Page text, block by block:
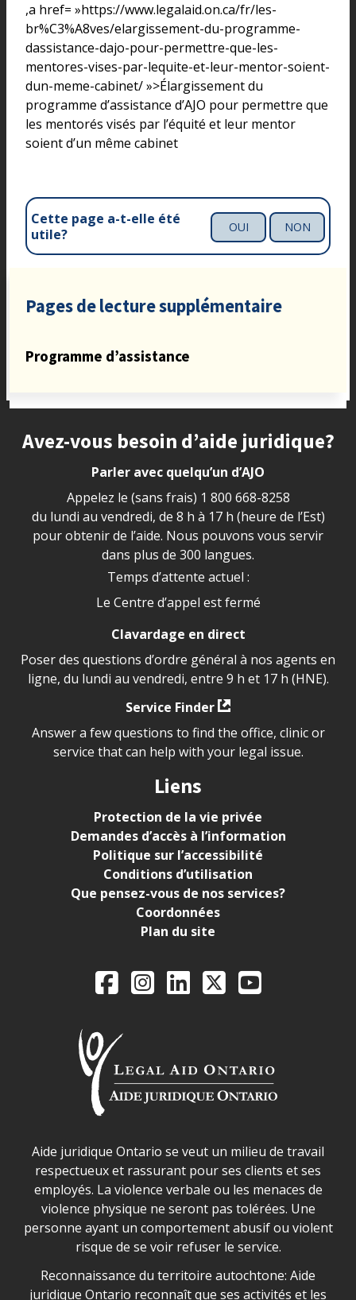
,a href= »https://www.legalaid.on.ca/fr/les-
br%C3%A8ves/elargissement-du-programme-
dassistance-dajo-pour-permettre-que-les-
mentores-vises-par-lequite-et-leur-mentor-soient-
dun-meme-cabinet/ »>Élargissement du
programme d’assistance d’AJO pour permettre que
les mentorés visés par l’équité et leur mentor
soient d’un même cabinet
Cette page a-t-elle été
utile?
OUI NON
Pages de lecture supplémentaire
Programme d’assistance
Site footer
Avez-vous besoin d’aide juridique?
Parler avec quelqu’un d’AJO
Appelez le (sans frais) 1 800 668-8258
du lundi au vendredi, de 8 h à 17 h (heure de l’Est)
pour obtenir de l’aide. Nous pouvons vous servir
dans plus de 300 langues.
Temps d’attente actuel :
Le Centre d’appel est fermé
Clavardage en direct
Poser des questions d’ordre général à nos agents en
ligne, du lundi au vendredi, entre 9 h et 17 h (HNE).
Service Finder
Answer a few questions to find the office, clinic or
service that can help with your legal issue.
Liens
Protection de la vie privée
Demandes d’accès à l’information
Politique sur l’accessibilité
Conditions d’utilisation
Que pensez-vous de nos services?
Coordonnées
Plan du site
Legal Aid Ontario
FacebookInstagram
LinkedIn
X YouTube
Déclaration sur la sécurité dans les locaux d'AJO.
Aide juridique Ontario se veut un milieu de travail
respectueux et rassurant pour ses clients et ses
employés. La violence verbale ou les menaces de
violence physique ne seront pas tolérées. Une
personne ayant un comportement abusif ou violent
risque de se voir refuser le service.
Legal Aid Ontario land acknowledgement
Reconnaissance du territoire autochtone: Aide
juridique Ontario reconnaît que ses activités et les